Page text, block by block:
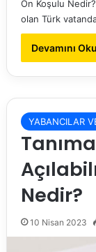
Ön Koşulu
olan Türk
Devamını
YABANCILAR
Nedir?
10 Nisan 2023